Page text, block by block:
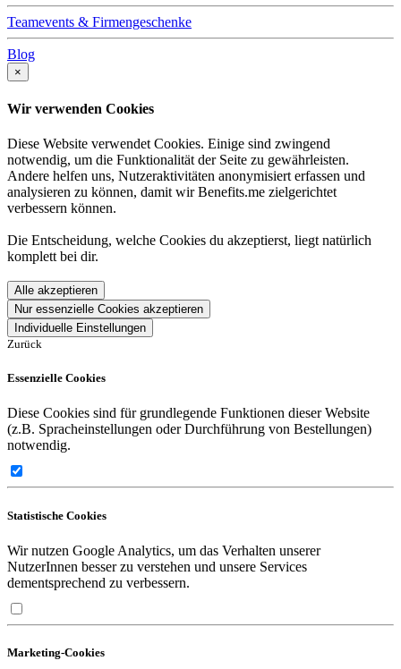
Teamevents & Firmengeschenke
Blog
×
Wir verwenden Cookies
Diese Website verwendet Cookies. Einige sind zwingend
notwendig, um die Funktionalität der Seite zu gewährleisten.
Andere helfen uns, Nutzeraktivitäten anonymisiert erfassen und
analysieren zu können, damit wir Benefits.me zielgerichtet
verbessern können.
Die Entscheidung, welche Cookies du akzeptierst, liegt natürlich
komplett bei dir.
Alle akzeptieren
Nur essenzielle Cookies akzeptieren
Individuelle Einstellungen
Zurück
Essenzielle Cookies
Diese Cookies sind für grundlegende Funktionen dieser Website
(z.B. Spracheinstellungen oder Durchführung von Bestellungen)
notwendig.
Statistische Cookies
Wir nutzen Google Analytics, um das Verhalten unserer
NutzerInnen besser zu verstehen und unsere Services
dementsprechend zu verbessern.
Marketing-Cookies